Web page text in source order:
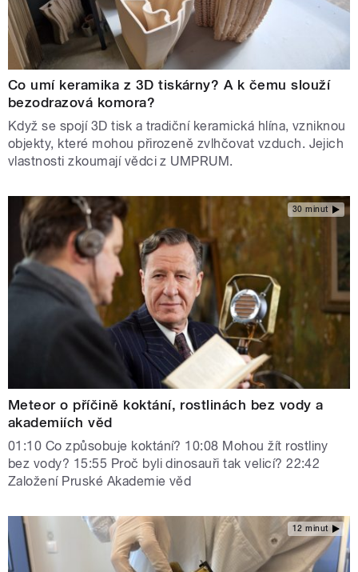
Co umí keramika z 3D tiskárny? A k čemu slouží
bezodrazová komora?
Když se spojí 3D tisk a tradiční keramická hlína, vzniknou
objekty, které mohou přirozeně zvlhčovat vzduch. Jejich
vlastnosti zkoumají vědci z UMPRUM.
30 minut
Meteor o příčině koktání, rostlinách bez vody a
akademiích věd
01:10 Co způsobuje koktání? 10:08 Mohou žít rostliny
bez vody? 15:55 Proč byli dinosauři tak velicí? 22:42
Založení Pruské Akademie věd
12 minut